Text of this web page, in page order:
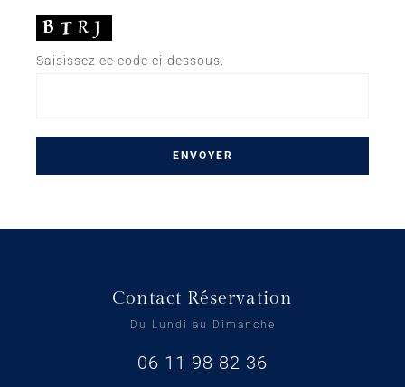
Saisissez ce code ci-dessous.
Contact Réservation
Du Lundi au Dimanche
06 11 98 82 36